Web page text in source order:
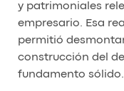
y patrimoniales
empresario. Esa
permitió
construcción del
fundamento sólido.